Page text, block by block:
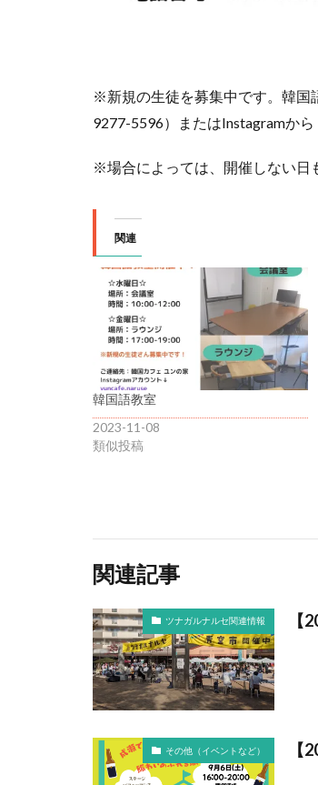
※新規の生徒を募集中です。韓国
9277-5596）またはInstagramから
※場合によっては、開催しない日
関連
韓国語教室
2023-11-08
類似投稿
関連記事
ツナガルナルセ関連情報
その他（イベントなど） 【